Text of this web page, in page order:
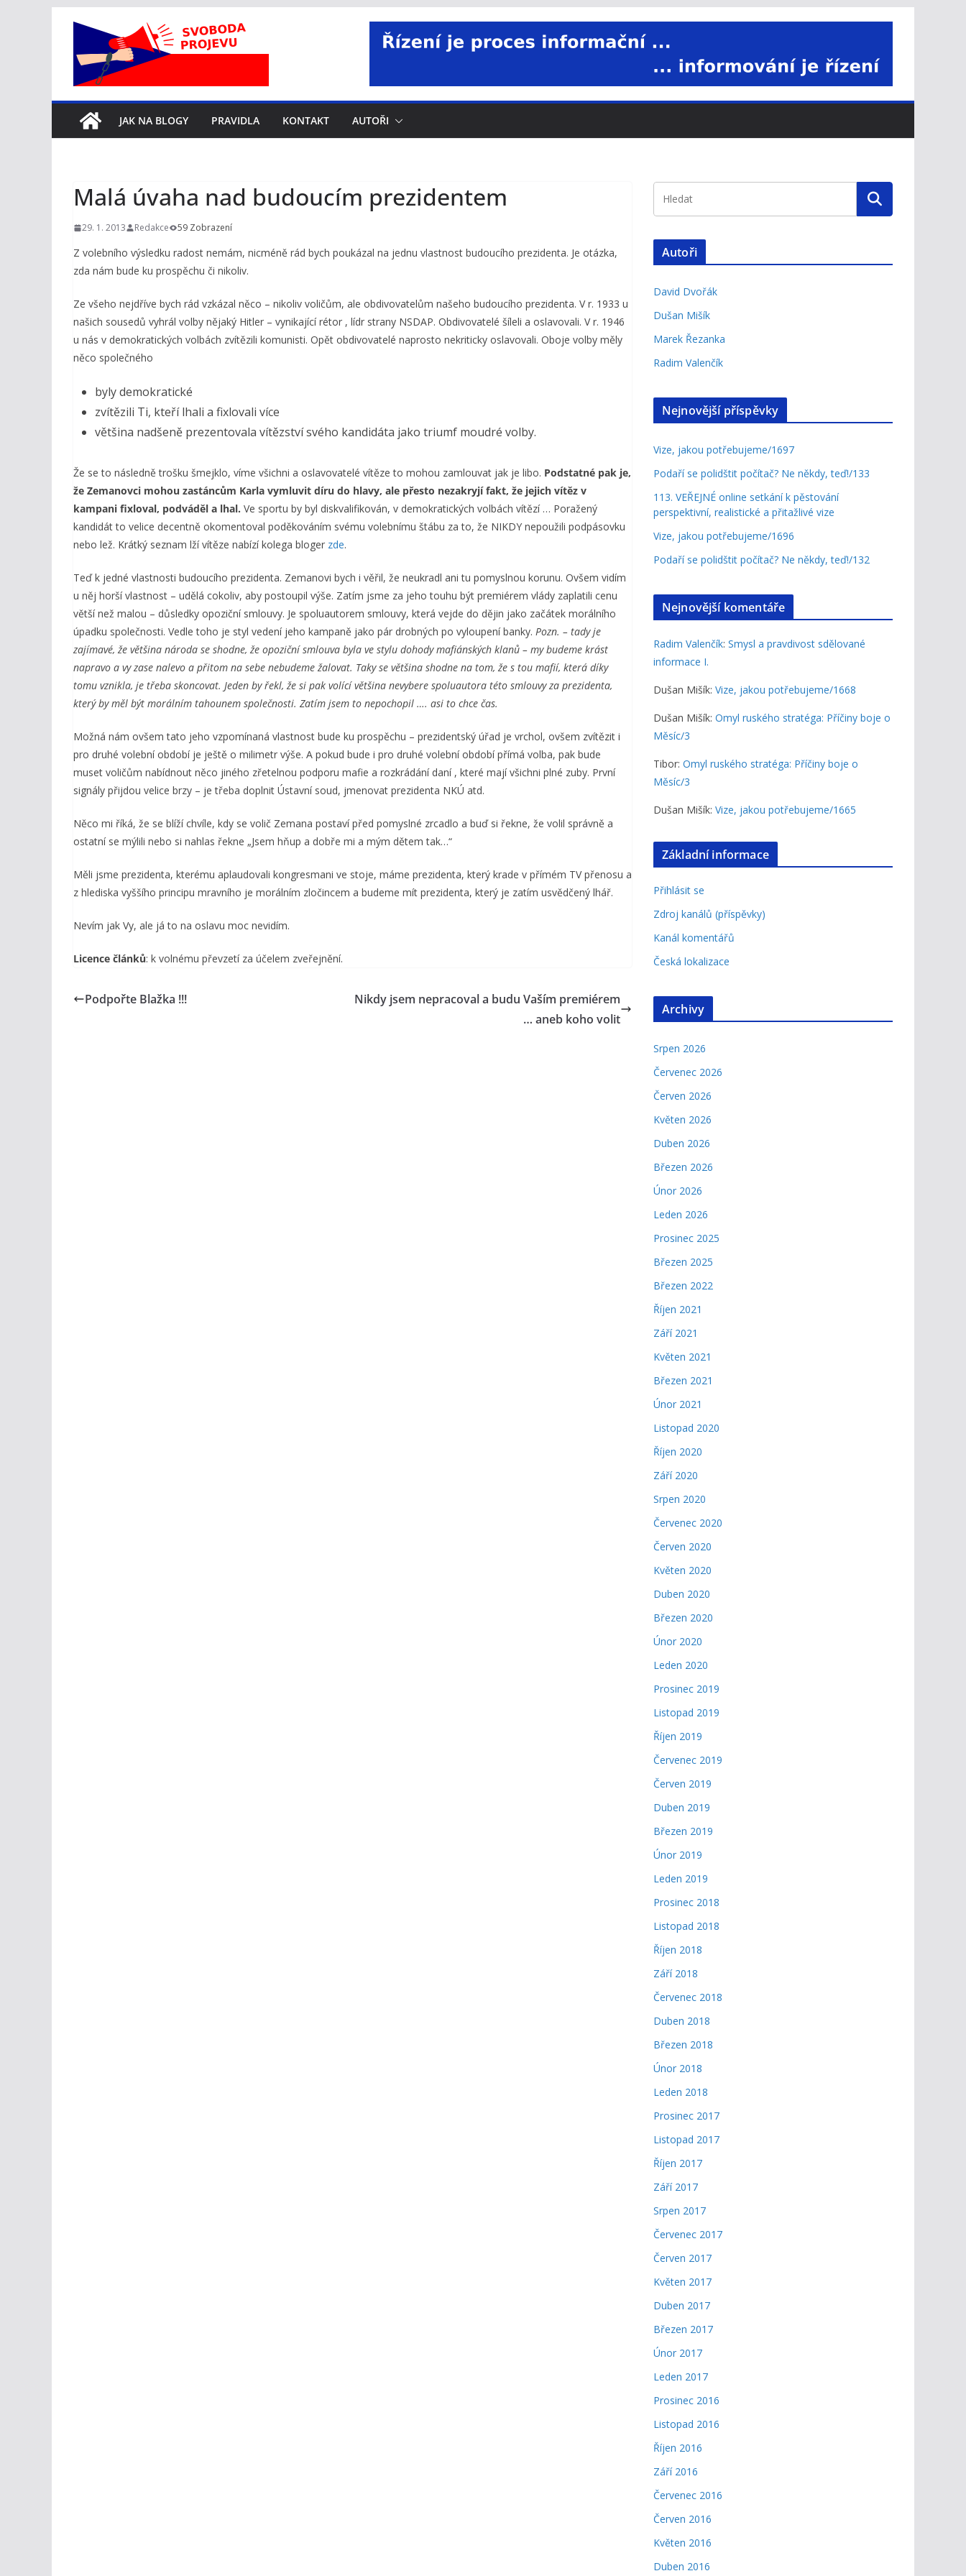
obsah
JAK NA BLOGY PRAVIDLA KONTAKT AUTOŘI
Malá úvaha nad budoucím prezidentem
29. 1. 2013 Redakce 59 Zobrazení
Z volebního výsledku radost nemám, nicméně rád bych poukázal na jednu vlastnost budoucího prezidenta. Je otázka,
zda nám bude ku prospěchu či nikoliv.
Ze všeho nejdříve bych rád vzkázal něco – nikoliv voličům, ale obdivovatelům našeho budoucího prezidenta. V r. 1933 u
našich sousedů vyhrál volby nějaký Hitler – vynikající rétor , lídr strany NSDAP. Obdivovatelé šíleli a oslavovali. V r. 1946
u nás v demokratických volbách zvítězili komunisti. Opět obdivovatelé naprosto nekriticky oslavovali. Oboje volby měly
něco společného
byly demokratické
zvítězili Ti, kteří lhali a fixlovali více
většina nadšeně prezentovala vítězství svého kandidáta jako triumf moudré volby.
Že se to následně trošku šmejklo, víme všichni a oslavovatelé vítěze to mohou zamlouvat jak je libo. Podstatné pak je,
že Zemanovci mohou zastáncům Karla vymluvit díru do hlavy, ale přesto nezakryjí fakt, že jejich vítěz v
kampani fixloval, podváděl a lhal. Ve sportu by byl diskvalifikován, v demokratických volbách vítězí … Poražený
kandidát to velice decentně okomentoval poděkováním svému volebnímu štábu za to, že NIKDY nepoužili podpásovku
nebo lež. Krátký seznam lží vítěze nabízí kolega bloger zde.
Teď k jedné vlastnosti budoucího prezidenta. Zemanovi bych i věřil, že neukradl ani tu pomyslnou korunu. Ovšem vidím
u něj horší vlastnost – udělá cokoliv, aby postoupil výše. Zatím jsme za jeho touhu být premiérem vlády zaplatili cenu
větší než malou – důsledky opoziční smlouvy. Je spoluautorem smlouvy, která vejde do dějin jako začátek morálního
úpadku společnosti. Vedle toho je styl vedení jeho kampaně jako pár drobných po vyloupení banky. Pozn. – tady je
zajímavé, že většina národa se shodne, že opoziční smlouva byla ve stylu dohody mafiánských klanů – my budeme krást
napravo a vy zase nalevo a přitom na sebe nebudeme žalovat. Taky se většina shodne na tom, že s tou mafií, která díky
tomu vznikla, je třeba skoncovat. Jeden by řekl, že si pak volící většina nevybere spoluautora této smlouvy za prezidenta,
který by měl být morálním tahounem společnosti. Zatím jsem to nepochopil …. asi to chce čas.
Možná nám ovšem tato jeho vzpomínaná vlastnost bude ku prospěchu – prezidentský úřad je vrchol, ovšem zvítězit i
pro druhé volební období je ještě o milimetr výše. A pokud bude i pro druhé volební období přímá volba, pak bude
muset voličům nabídnout něco jiného zřetelnou podporu mafie a rozkrádání daní , které mají všichni plné zuby. První
signály přijdou velice brzy – je třeba doplnit Ústavní soud, jmenovat prezidenta NKÚ atd.
Něco mi říká, že se blíží chvíle, kdy se volič Zemana postaví před pomyslné zrcadlo a buď si řekne, že volil správně a
ostatní se mýlili nebo si nahlas řekne „Jsem hňup a dobře mi a mým dětem tak…“
Měli jsme prezidenta, kterému aplaudovali kongresmani ve stoje, máme prezidenta, který krade v přímém TV přenosu a
z hlediska vyššího principu mravního je morálním zločincem a budeme mít prezidenta, který je zatím usvědčený lhář.
Nevím jak Vy, ale já to na oslavu moc nevidím.
Licence článků: k volnému převzetí za účelem zveřejnění.
Podpořte Blažka !!!
Nikdy jsem nepracoval a budu Vaším premiérem
… aneb koho volit
Autoři
David Dvořák
Dušan Mišík
Marek Řezanka
Radim Valenčík
Nejnovější příspěvky
Vize, jakou potřebujeme/1697
Podaří se polidštit počítač? Ne někdy, teď!/133
113. VEŘEJNÉ online setkání k pěstování
perspektivní, realistické a přitažlivé vize
Vize, jakou potřebujeme/1696
Podaří se polidštit počítač? Ne někdy, teď!/132
Nejnovější komentáře
Radim Valenčík: Smysl a pravdivost sdělované
informace I.
Dušan Mišík: Vize, jakou potřebujeme/1668
Dušan Mišík: Omyl ruského stratéga: Příčiny boje o
Měsíc/3
Tibor: Omyl ruského stratéga: Příčiny boje o
Měsíc/3
Dušan Mišík: Vize, jakou potřebujeme/1665
Základní informace
Přihlásit se
Zdroj kanálů (příspěvky)
Kanál komentářů
Česká lokalizace
Archivy
Srpen 2026
Červenec 2026
Červen 2026
Květen 2026
Duben 2026
Březen 2026
Únor 2026
Leden 2026
Prosinec 2025
Březen 2025
Březen 2022
Říjen 2021
Září 2021
Květen 2021
Březen 2021
Únor 2021
Listopad 2020
Říjen 2020
Září 2020
Srpen 2020
Červenec 2020
Červen 2020
Květen 2020
Duben 2020
Březen 2020
Únor 2020
Leden 2020
Prosinec 2019
Listopad 2019
Říjen 2019
Červenec 2019
Červen 2019
Duben 2019
Březen 2019
Únor 2019
Leden 2019
Prosinec 2018
Listopad 2018
Říjen 2018
Září 2018
Červenec 2018
Duben 2018
Březen 2018
Únor 2018
Leden 2018
Prosinec 2017
Listopad 2017
Říjen 2017
Září 2017
Srpen 2017
Červenec 2017
Červen 2017
Květen 2017
Duben 2017
Březen 2017
Únor 2017
Leden 2017
Prosinec 2016
Listopad 2016
Říjen 2016
Září 2016
Červenec 2016
Červen 2016
Květen 2016
Duben 2016